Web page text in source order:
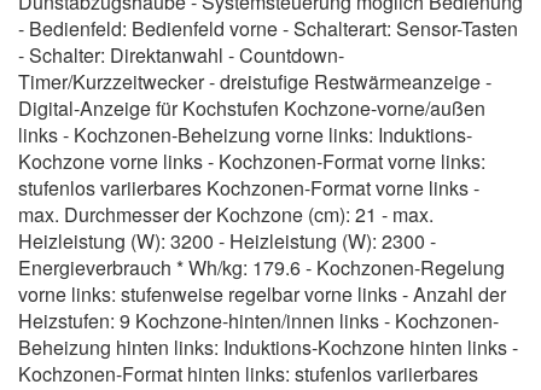
- Bedienfeld: Bedienfeld vorne - Schalterart: Sensor-Tasten
- Schalter: Direktanwahl - Countdown-
Timer/Kurzzeitwecker - dreistufige Restwärmeanzeige -
Digital-Anzeige für Kochstufen Kochzone-vorne/außen
links - Kochzonen-Beheizung vorne links: Induktions-
Kochzone vorne links - Kochzonen-Format vorne links:
stufenlos variierbares Kochzonen-Format vorne links -
max. Durchmesser der Kochzone (cm): 21 - max.
Heizleistung (W): 3200 - Heizleistung (W): 2300 -
Energieverbrauch * Wh/kg: 179.6 - Kochzonen-Regelung
vorne links: stufenweise regelbar vorne links - Anzahl der
Heizstufen: 9 Kochzone-hinten/innen links - Kochzonen-
Beheizung hinten links: Induktions-Kochzone hinten links -
Kochzonen-Format hinten links: stufenlos variierbares